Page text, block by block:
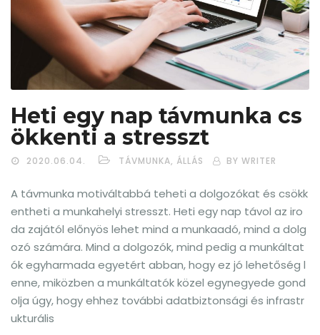
Heti egy nap távmunka cs
ökkenti a stresszt
2020.06.04. TÁVMUNKA, ÁLLÁS BY WRITER
A távmunka motiváltabbá teheti a dolgozókat és csökk
entheti a munkahelyi stresszt. Heti egy nap távol az iro
da zajától előnyös lehet mind a munkaadó, mind a dolg
ozó számára. Mind a dolgozók, mind pedig a munkáltat
ók egyharmada egyetért abban, hogy ez jó lehetőség l
enne, miközben a munkáltatók közel egynegyede gond
olja úgy, hogy ehhez további adatbiztonsági és infrastr
ukturális